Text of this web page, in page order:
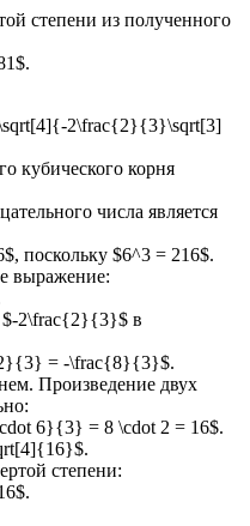
степени из полученного
2\frac{2}{3}\sqrt[3]
кубического корня
числа является
поскольку $6^3 = 216$.
выражение:
$-2\frac{2}{3}$ в
= -\frac{8}{3}$.
Произведение двух
6}{3} = 8 \cdot 2 = 16$.
степени: